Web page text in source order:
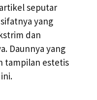
seputar
yang
dan
Daunnya yang
tampilan estetis